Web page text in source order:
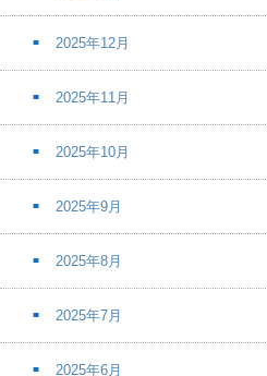
2025年12月
2025年11月
2025年10月
2025年9月
2025年8月
2025年7月
2025年6月